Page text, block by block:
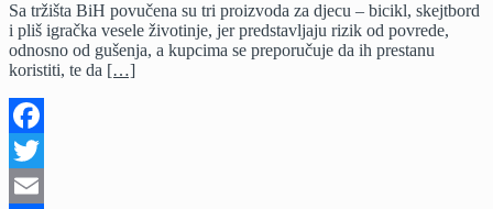
opasnosti
po
djecu
Sa tržišta BiH povučena su tri proizvoda za djecu – bicikl, skejtbord
i pliš igračka vesele životinje, jer predstavljaju rizik od povrede,
odnosno od gušenja, a kupcima se preporučuje da ih prestanu
koristiti, te da […]
Facebook
Twitter